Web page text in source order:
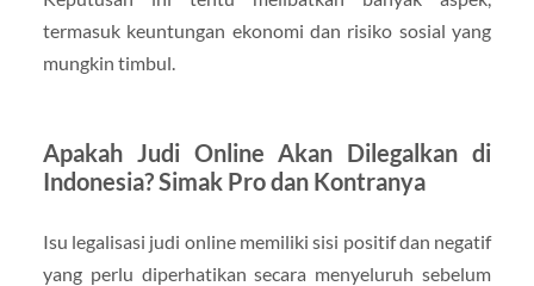
termasuk keuntungan ekonomi dan risiko sosial yang
mungkin timbul.
Apakah Judi Online Akan Dilegalkan di
Indonesia? Simak Pro dan Kontranya
Isu legalisasi judi online memiliki sisi positif dan negatif
yang perlu diperhatikan secara menyeluruh sebelum